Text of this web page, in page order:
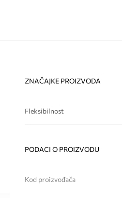
ZNAČAJKE PROIZVODA
Fleksibilnost
PODACI O PROIZVODU
Kod proizvođača